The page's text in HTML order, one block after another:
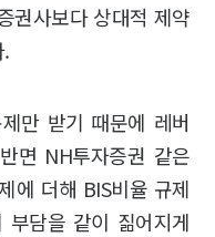
권사보다 상대적 제약
만 받기 때문에 레버
면 NH투자증권 같은
에 더해 BIS비율 규제
담을 같이 짊어지게